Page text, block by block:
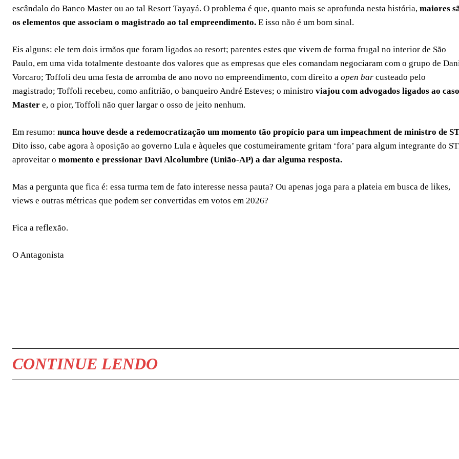
escândalo do Banco Master ou ao tal Resort Tayayá. O problema é que, quanto mais se aprofunda nesta história, maiores
os elementos que associam o magistrado ao tal empreendimento. E isso não é um bom sinal.
Eis alguns: ele tem dois irmãos que foram ligados ao resort; parentes estes que vivem de forma frugal no interior de São
Paulo, em uma vida totalmente destoante dos valores que as empresas que eles comandam negociaram com o grupo de
Vorcaro; Toffoli deu uma festa de arromba de ano novo no empreendimento, com direito a open bar custeado pelo
magistrado; Toffoli recebeu, como anfitrião, o banqueiro André Esteves; o ministro viajou com advogados ligados ao caso
Master e, o pior, Toffoli não quer largar o osso de jeito nenhum.
Em resumo: nunca houve desde a redemocratização um momento tão propício para um impeachment de ministro de
Dito isso, cabe agora à oposição ao governo Lula e àqueles que costumeiramente gritam ‘fora’ para algum integrante do
aproveitar o momento e pressionar Davi Alcolumbre (União-AP) a dar alguma resposta.
Mas a pergunta que fica é: essa turma tem de fato interesse nessa pauta? Ou apenas joga para a plateia em busca de likes,
views e outras métricas que podem ser convertidas em votos em 2026?
Fica a reflexão.
O Antagonista
CONTINUE LENDO